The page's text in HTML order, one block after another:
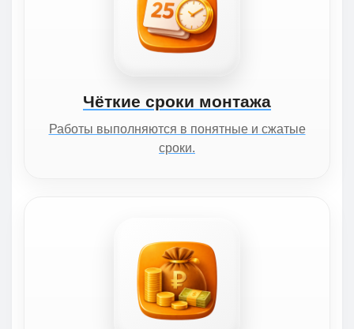
Чёткие сроки монтажа
Работы выполняются в понятные и сжатые
сроки.